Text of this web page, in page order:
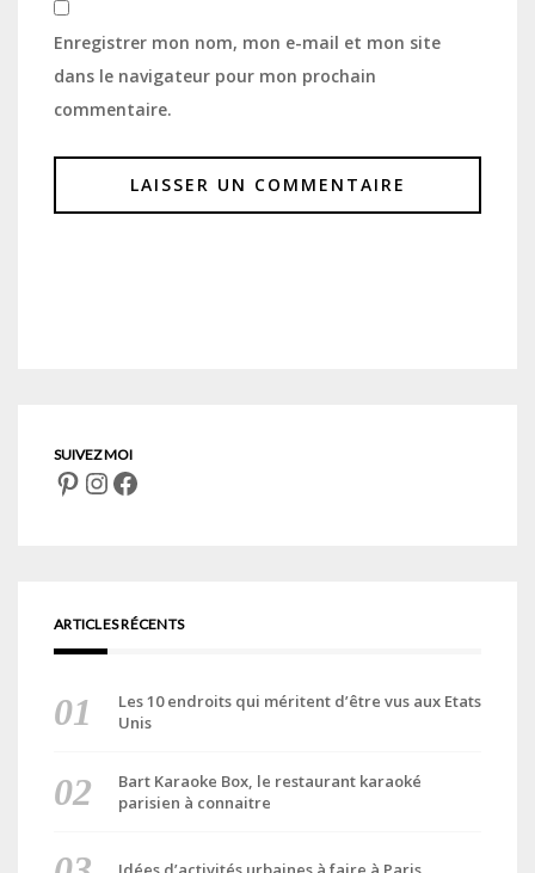
Enregistrer mon nom, mon e-mail et mon site
dans le navigateur pour mon prochain
commentaire.
Pinterest
Instagram
Facebook
ARTICLES RÉCENTS
Les 10 endroits qui méritent d’être vus aux Etats
Unis
Bart Karaoke Box, le restaurant karaoké
parisien à connaitre